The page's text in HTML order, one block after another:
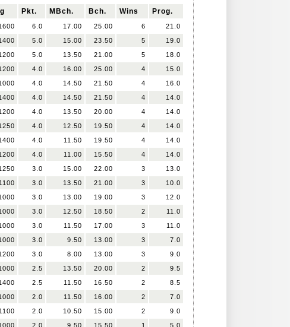
Pkt. MBch. Bch. Wins Prog.
6.0 17.00 25.00 6
21.0
5.0 15.00 23.50 5
19.0
5.0 13.50 21.00 5
18.0
4.0 16.00 25.00 4
15.0
4.0 14.50 21.50 4
16.0
4.0 14.50 21.50 4
14.0
4.0 13.50 20.00 4
14.0
4.0 12.50 19.50 4
14.0
4.0 11.50 19.50 4
14.0
4.0 11.00 15.50 4
14.0
3.0 15.00 22.00 3
13.0
1100 3.0 13.50 21.00 3
10.0
3.0 13.00 19.00 3
12.0
3.0 12.50 18.50 2
11.0
3.0 11.50 17.00 3
11.0
3.0 9.50 13.00 3
7.0
3.0 8.00 13.00 3
9.0
2.5 13.50 20.00 2
9.5
2.5 11.50 16.50 2
8.5
2.0 11.50 16.00 2
7.0
1100 2.0 10.50 15.00 2
9.0
2.0 9.50 15.50 1 5.0